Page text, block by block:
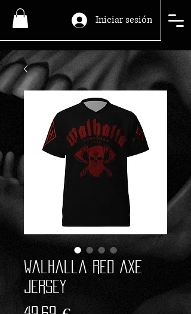
Iniciar sesión
Walhalla Red Axe
Jersey